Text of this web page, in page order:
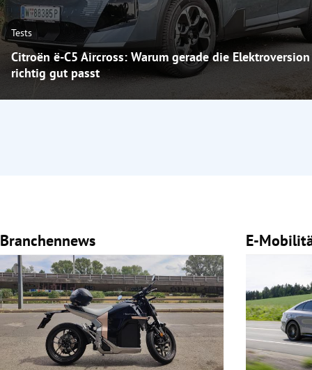
Tests
Citroën ë-C5 Aircross: Warum gerade die Elektroversion
richtig gut passt
Branchennews E-